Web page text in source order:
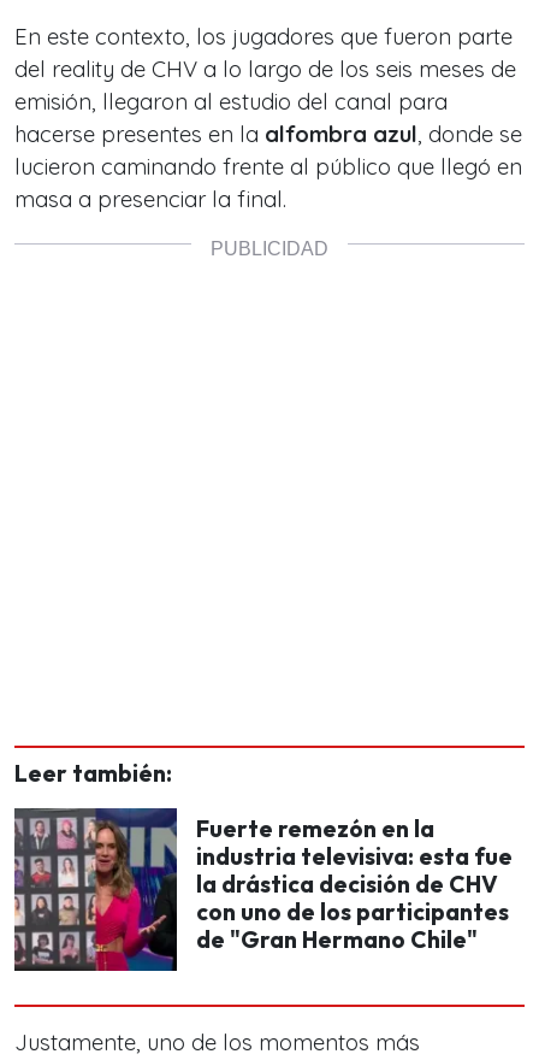
En este contexto, los jugadores que fueron parte
del reality de CHV a lo largo de los seis meses de
emisión, llegaron al estudio del canal para
hacerse presentes en la alfombra azul, donde se
lucieron caminando frente al público que llegó en
masa a presenciar la final.
Leer también:
Fuerte remezón en la
industria televisiva: esta fue
la drástica decisión de CHV
con uno de los participantes
de "Gran Hermano Chile"
Justamente, uno de los momentos más